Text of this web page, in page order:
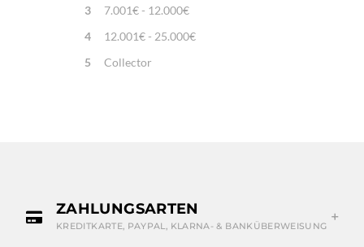
3
7.001€ - 12.000€
4
12.001€ - 25.000€
5
Collector
ZAHLUNGSARTEN
KREDITKARTE, PAYPAL, KLARNA- & BANKÜBERWEISUNG